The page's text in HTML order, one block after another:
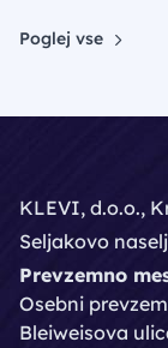
Poglej vse
KLEVI, d.o.o.,
Seljakovo
Prevzemno
Osebni
Bleiweisova